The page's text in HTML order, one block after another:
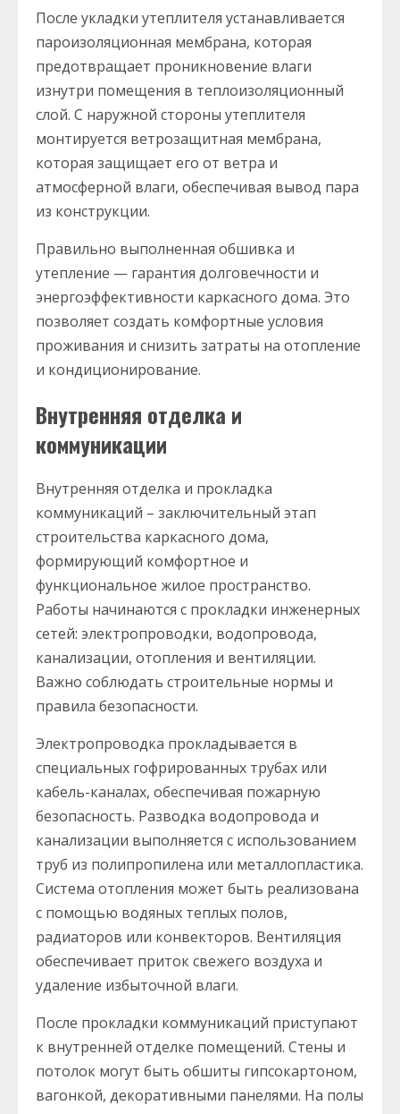
После укладки утеплителя устанавливается
пароизоляционная мембрана, которая
предотвращает проникновение влаги
изнутри помещения в теплоизоляционный
слой. С наружной стороны утеплителя
монтируется ветрозащитная мембрана,
которая защищает его от ветра и
атмосферной влаги, обеспечивая вывод пара
из конструкции.
Правильно выполненная обшивка и
утепление — гарантия долговечности и
энергоэффективности каркасного дома. Это
позволяет создать комфортные условия
проживания и снизить затраты на отопление
и кондиционирование.
Внутренняя отделка и
коммуникации
Внутренняя отделка и прокладка
коммуникаций – заключительный этап
строительства каркасного дома,
формирующий комфортное и
функциональное жилое пространство.
Работы начинаются с прокладки инженерных
сетей: электропроводки, водопровода,
канализации, отопления и вентиляции.
Важно соблюдать строительные нормы и
правила безопасности.
Электропроводка прокладывается в
специальных гофрированных трубах или
кабель-каналах, обеспечивая пожарную
безопасность. Разводка водопровода и
канализации выполняется с использованием
труб из полипропилена или металлопластика.
Система отопления может быть реализована
с помощью водяных теплых полов,
радиаторов или конвекторов. Вентиляция
обеспечивает приток свежего воздуха и
удаление избыточной влаги.
После прокладки коммуникаций приступают
к внутренней отделке помещений. Стены и
потолок могут быть обшиты гипсокартоном,
вагонкой, декоративными панелями. На полы